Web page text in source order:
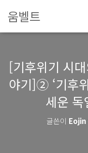
움벨트
[기후위기 시
야기]② ‘기후
세운 독
글쓴이